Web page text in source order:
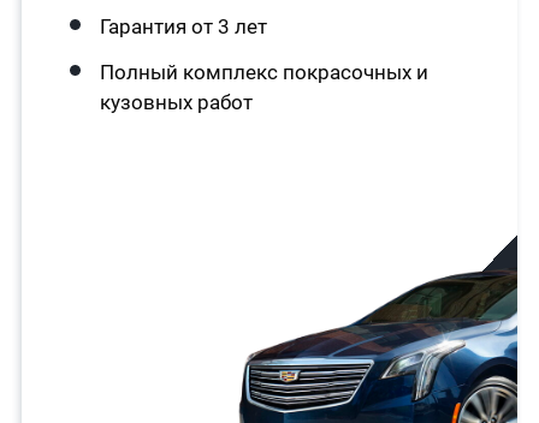
Гарантия от 3 лет
Полный комплекс покрасочных и
кузовных работ